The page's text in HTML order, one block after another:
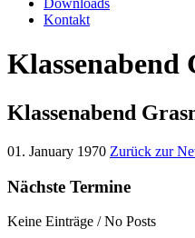
Downloads
Kontakt
Klassenabend
Klassenabend
01. January 1970 Zurück zur
Nächste Termine
Keine Einträge / No Posts